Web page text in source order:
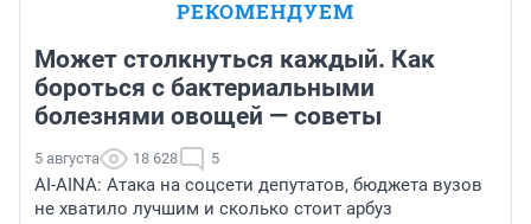
РЕКОМЕНДУЕМ
Может столкнуться каждый. Как
бороться с бактериальными
болезнями овощей — советы
5 августа 18 628 5
AI-AINA: Атака на соцсети депутатов, бюджета вузов
не хватило лучшим и сколько стоит арбуз